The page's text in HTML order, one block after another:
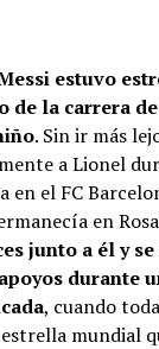
estuvo
de la carrera
. Sin ir más
a Lionel
en el FC
en
junto a él y
durante
, cuando
mundial